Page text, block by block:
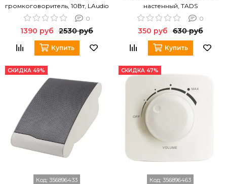
громкоговоритель, 10Вт, LAudio
0
1390 руб 2530 руб
Купить
настенный, TADS
0
350 руб 630 руб
Купить
СКИДКА 49%
Код: 356896433
СКИДКА 47%
Код: 356896463